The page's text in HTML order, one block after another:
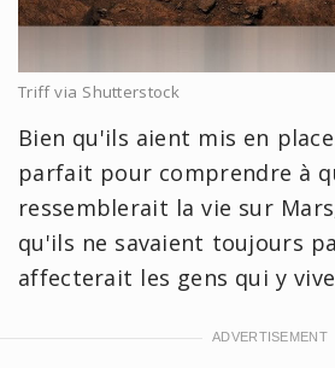
Triff via Shutterstock
Bien qu'ils aient mis en
parfait pour comprendre à
ressemblerait la vie sur
qu'ils ne savaient toujours
affecterait les gens qui y